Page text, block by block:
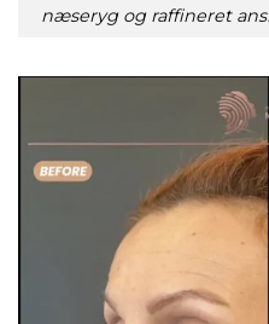
næseryg og raffineret